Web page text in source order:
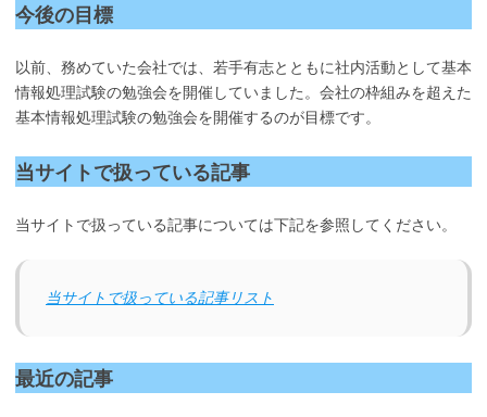
今後の目標
以前、務めていた会社では、若手有志とともに社内活動として基本
情報処理試験の勉強会を開催していました。会社の枠組みを超えた
基本情報処理試験の勉強会を開催するのが目標です。
当サイトで扱っている記事
当サイトで扱っている記事については下記を参照してください。
当サイトで扱っている記事リスト
最近の記事